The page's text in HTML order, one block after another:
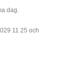
dag.
11 25 och